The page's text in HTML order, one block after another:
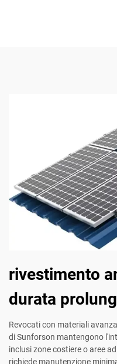
rivestimento
durata
Revocati con materiali
di Sunforson mantengono
inclusi zone costiere o aree
richiede manutenzione